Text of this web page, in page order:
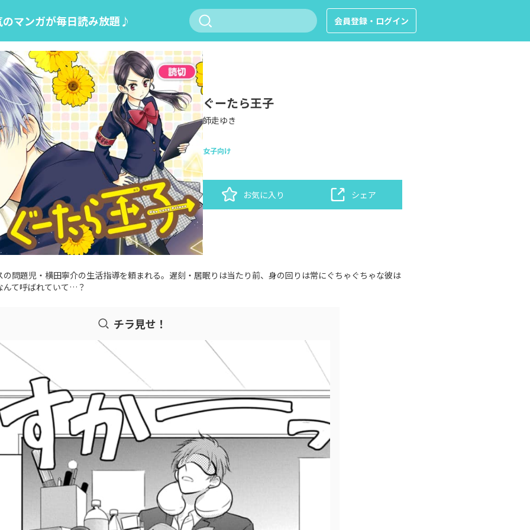
のマンガが毎日読み放題♪ 会員登録・ログイン
ぐーたら王子
師走ゆき
女子向け
お気に入り シェア
問題児・横田寧介の生活指導を頼まれる。遅刻・居眠りは当たり前、身の回りは常にぐちゃぐちゃな彼は
んて呼ばれていて…？
チラ見せ！